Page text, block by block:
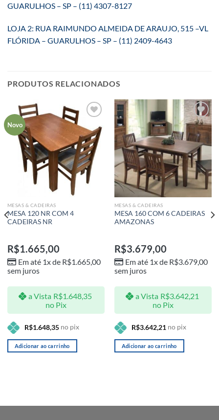
GUARULHOS – SP – (11) 4307-8127
LOJA 2: RUA RAIMUNDO ALMEIDA DE ARAUJO, 515 –VL
FLÓRIDA – GUARULHOS – SP – (11) 2409-4643
PRODUTOS RELACIONADOS
Novo
Adicionar
aos meus
desejos
MESAS & CADEIRAS
MESA 120 NR COM 4
CADEIRAS NR
R$1.665,00
Em até 1x de R$1.665,00
sem juros
a Vista R$1.648,35
no Pix
R$1.648,35no pix
Adicionar ao carrinho
Adicionar
aos meus
desejos
MESAS & CADEIRAS
MESA 160 COM 6 CADEIRAS
AMAZONAS
R$3.679,00
Em até 1x de R$3.679,00
sem juros
a Vista R$3.642,21
no Pix
R$3.642,21 no pix
Adicionar ao carrinho